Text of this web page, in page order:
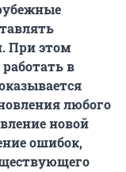
При этом
работать в
любого
новой
ошибок,